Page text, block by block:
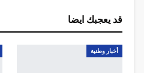
قد يعجبك ايضا
أخبار وطنية